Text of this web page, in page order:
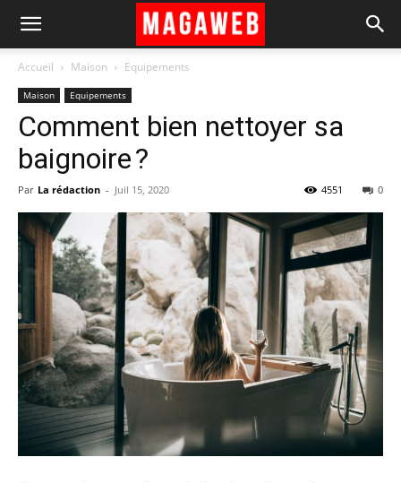
Accueil Maison Equipements
Maison Equipements
Comment bien nettoyer sa
baignoire ?
Par La rédaction - Juil 15, 2020 0
4551